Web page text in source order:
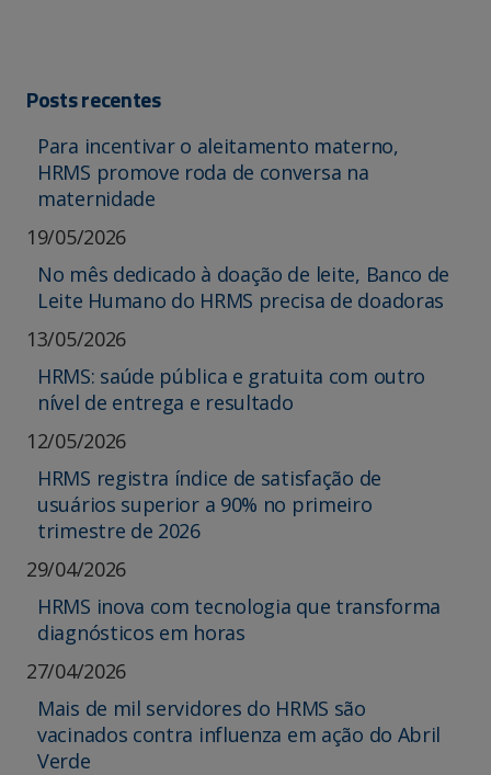
Posts recentes
Para incentivar o aleitamento materno,
HRMS promove roda de conversa na
maternidade
19/05/2026
No mês dedicado à doação de leite, Banco de
Leite Humano do HRMS precisa de doadoras
13/05/2026
HRMS: saúde pública e gratuita com outro
nível de entrega e resultado
12/05/2026
HRMS registra índice de satisfação de
usuários superior a 90% no primeiro
trimestre de 2026
29/04/2026
HRMS inova com tecnologia que transforma
diagnósticos em horas
27/04/2026
Mais de mil servidores do HRMS são
vacinados contra influenza em ação do Abril
Verde